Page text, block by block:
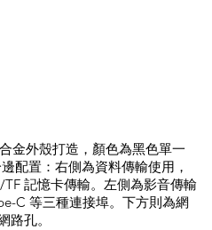
金外殼打造，顏色為黑色單一
配置：右側為資料傳輸使用，
記憶卡傳輸。左側為影音傳輸
C 等三種連接埠。下方則為網
路孔。